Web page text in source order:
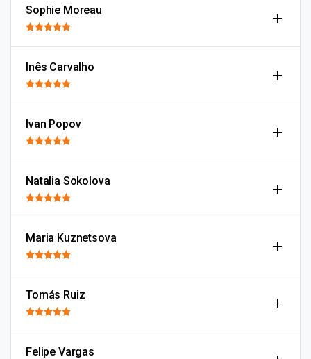
Sophie Moreau
Inês Carvalho
Ivan Popov
Natalia Sokolova
Maria Kuznetsova
Tomás Ruiz
Felipe Vargas